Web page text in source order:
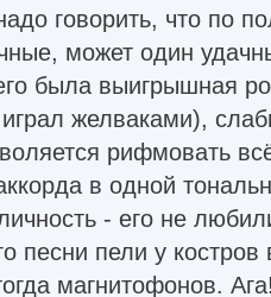
говорить, что по
может один
была выигрышная
желваками),
рифмовать
в одной
- его не
песни пели у костров
магнитофонов.